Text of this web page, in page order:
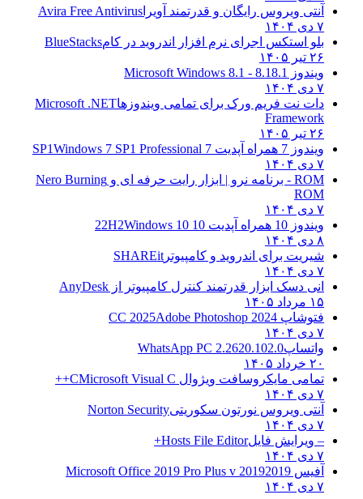
آنتی ویروس رایگان و قدرتمند آویرا Avira Free Antivirus
۷ دی ۱۴۰۴
بلو استکس اجرای نرم افزار اندروید در کامBlueStacks
۲۶ تیر ۱۴۰۵
ویندوز 8.1
8.1 - Microsoft Windows 8.1
۷ دی ۱۴۰۴
دات نت فریم ورک برای تمامی ویندوزهاMicrosoft .NET
Framework
۲۶ تیر ۱۴۰۵
ویندوز 7 همراه آپدیت 7 SP1
Windows 7 SP1 Professional
۷ دی ۱۴۰۴
ROM - برنامه نرو | ابزار رایت حرفه ای و
Nero Burning
ROM
۷ دی ۱۴۰۴
ویندوز 10 همراه آپدیت 10 22H2
Windows 10
۸ دی ۱۴۰۴
شیریت برای اندروید و کامپیوتر SHAREit
۷ دی ۱۴۰۴
انی دسک ابزار قدرتمند کنترل کامپیوتر از AnyDesk
۱۵ مرداد ۱۴۰۵
فتوشاپ CC 2025 Adobe Photoshop 2024
۷ دی ۱۴۰۴
واتساپWhatsApp PC 2.2620.102.0
۲۰ خرداد ۱۴۰۵
تمامی مایکروسافت ویژوال C Microsoft Visual C++
۷ دی ۱۴۰۴
آنتی ویروس نورتون سکوریتیNorton Security
۷ دی ۱۴۰۴
– ویرایش فایلHosts File Editor+
۷ دی ۱۴۰۴
آفیس 2019 2019 Microsoft Office 2019 Pro Plus v
۷ دی ۱۴۰۴